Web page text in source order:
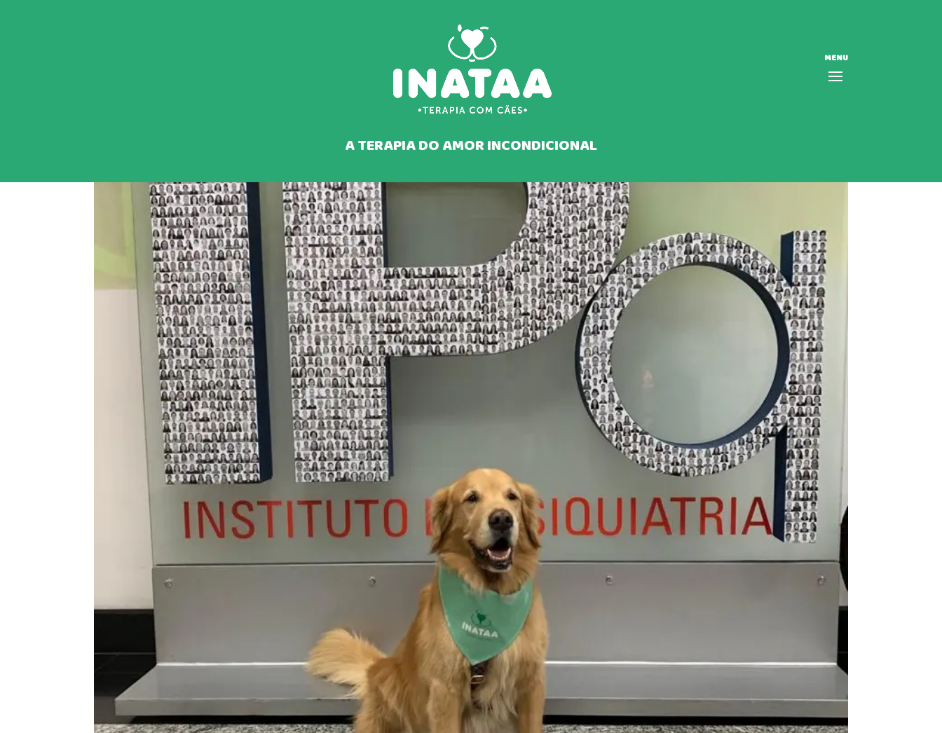
A TERAPIA DO AMOR INCONDICIONAL
MENU
Janeiro Branco: Intervenção assistida por animais é aliada da saúde mental